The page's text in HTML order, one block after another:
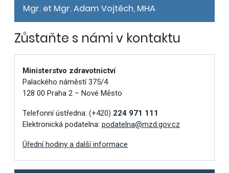
Mgr. et Mgr. Adam Vojtěch, MHA
Zůstaňte s námi v kontaktu
Ministerstvo zdravotnictví
Palackého náměstí 375/4
128 00 Praha 2 – Nové Město
Telefonní ústředna: (+420) 224 971 111
Elektronická podatelna: podatelna@mzd.gov.cz
Úřední hodiny a další informace